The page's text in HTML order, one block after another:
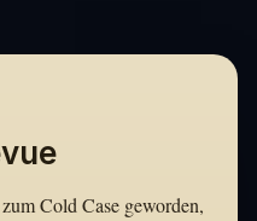
Cold Case geworden,